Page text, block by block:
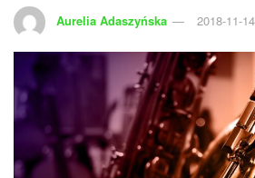
Aurelia Adaszyńska 2018-11-